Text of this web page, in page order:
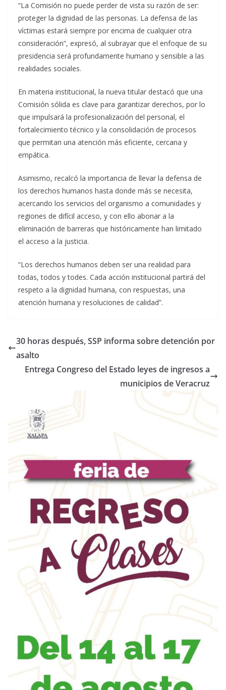
“La Comisión no puede perder de vista su razón de ser:
proteger la dignidad de las personas. La defensa de las
víctimas estará siempre por encima de cualquier otra
consideración”, expresó, al subrayar que el enfoque de su
presidencia será profundamente humano y sensible a las
realidades sociales.
En materia institucional, la nueva titular destacó que una
Comisión sólida es clave para garantizar derechos, por lo
que impulsará la profesionalización del personal, el
fortalecimiento técnico y la consolidación de procesos
que permitan una atención más eficiente, cercana y
empática.
Asimismo, recalcó la importancia de llevar la defensa de
los derechos humanos hasta donde más se necesita,
acercando los servicios del organismo a comunidades y
regiones de difícil acceso, y con ello abonar a la
eliminación de barreras que históricamente han limitado
el acceso a la justicia.
“Los derechos humanos deben ser una realidad para
todas, todos y todes. Cada acción institucional partirá del
respeto a la dignidad humana, con respuestas, una
atención humana y resoluciones de calidad”.
30 horas después, SSP informa sobre detención por
asalto
Entrega Congreso del Estado leyes de ingresos a
municipios de Veracruz